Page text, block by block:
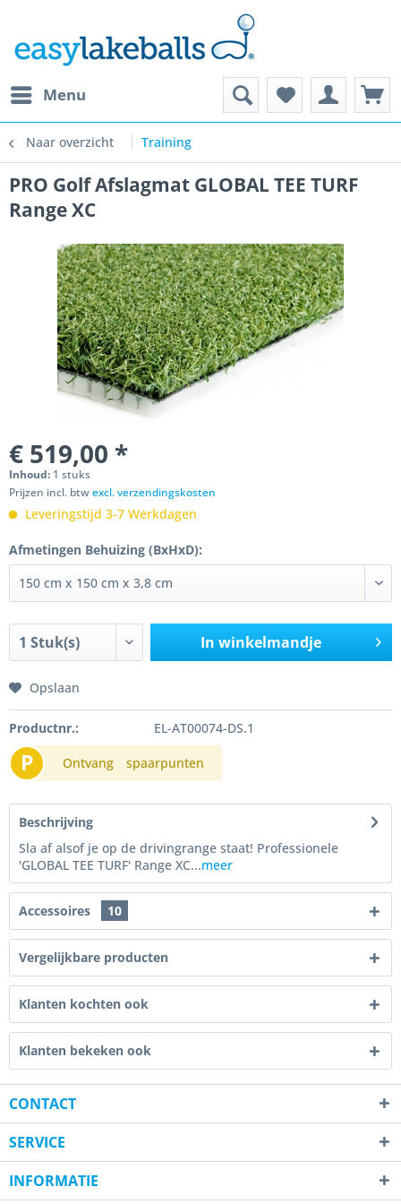
Menu
Naar overzicht Training
PRO Golf Afslagmat GLOBAL TEE TURF
Range XC
€ 519,00 *
Inhoud: 1 stuks
Prijzen incl. btwexcl. verzendingskosten
Leveringstijd 3-7 Werkdagen
Afmetingen Behuizing (BxHxD):
In winkelmandje
Opslaan
Productnr.: EL-AT00074-DS.1
P Ontvang spaarpunten
Beschrijving
Sla af alsof je op de drivingrange staat! Professionele
'GLOBAL TEE TURF' Range XC...meer
Accessoires 10
Vergelijkbare producten
Klanten kochten ook
Klanten bekeken ook
CONTACT
SERVICE
INFORMATIE